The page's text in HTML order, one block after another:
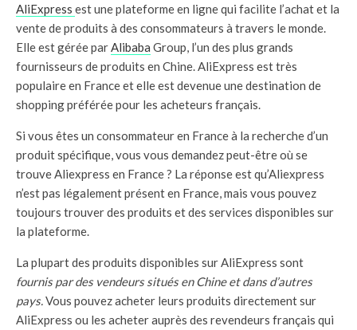
AliExpress est une plateforme en ligne qui facilite l’achat et la
vente de produits à des consommateurs à travers le monde.
Elle est gérée parAlibaba Group, l’un des plus grands
fournisseurs de produits en Chine. AliExpress est très
populaire en France et elle est devenue une destination de
shopping préférée pour les acheteurs français.
Si vous êtes un consommateur en France à la recherche d’un
produit spécifique, vous vous demandez peut-être où se
trouve Aliexpress en France ? La réponse est qu’Aliexpress
n’est pas légalement présent en France, mais vous pouvez
toujours trouver des produits et des services disponibles sur
la plateforme.
La plupart des produits disponibles sur AliExpress sont
fournis par des vendeurs situés en Chine et dans d’autres
pays.Vous pouvez acheter leurs produits directement sur
AliExpress ou les acheter auprès des revendeurs français qui